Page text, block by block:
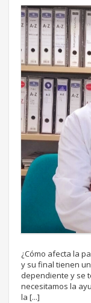
¿Cómo afecta la
y su final tienen
dependiente y se
necesitamos la
la [...]